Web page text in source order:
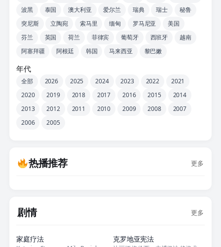
波黑
泰国 澳大利亚 爱尔兰 瑞典 瑞士
秘鲁
突尼斯
立陶宛 索马里 缅甸 罗马尼亚
美国
芬兰
英国 荷兰 菲律宾 葡萄牙 西班牙
越南
阿塞拜疆
阿根廷 韩国 马来西亚 黎巴嫩
年代
全部 2026 2025 2024 2023 2022
2021
2020
2019 2018 2017 2016 2015
2014
2013
2012 2011 2010 2009 2008
2007
2006
2005
热播推荐 更多
剧情 更多
家庭疗法 克罗地亚宪法